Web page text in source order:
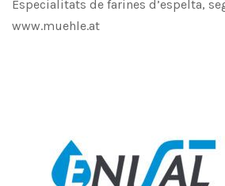
Especialitats de farines d’espelta,
www.muehle.at